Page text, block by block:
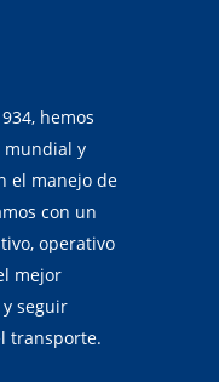
hemos
y
el manejo de
con un
operativo
mejor
seguir
transporte.